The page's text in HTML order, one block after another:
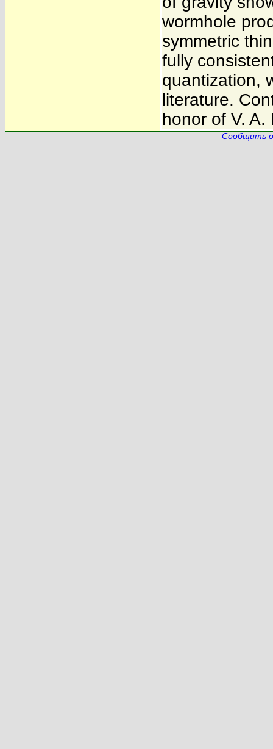
wormhole
symmetric
fully
quantization,
literature.
honor of V.
Сообщить о